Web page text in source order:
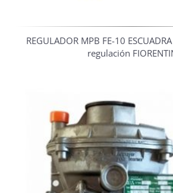
REGULADOR MPB FE-10
regulación